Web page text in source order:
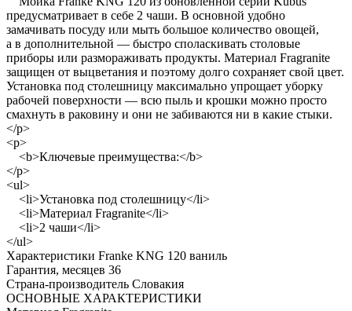
предусматривает в себе 2 чаши. В основной удобно
замачивать посуду или мыть большое количество овощей,
а в дополнительной — быстро споласкивать столовые
приборы или размораживать продукты. Материал Fragranite
защищен от выцветания и поэтому долго сохраняет свой цвет.
Установка под столешницу максимально упрощает уборку
рабочей поверхности — всю пыль и крошки можно просто
смахнуть в раковину и они не забиваются ни в какие стыки.
</p>
<p>
<b>Ключевые преимущества:</b>
</p>
<ul>
<li>Установка под столешницу</li>
<li>Материал Fragranite</li>
<li>2 чаши</li>
</ul>
Характеристики Franke KNG 120 ваниль
Гарантия, месяцев 36
Страна-производитель Словакия
ОСНОВНЫЕ ХАРАКТЕРИСТИКИ